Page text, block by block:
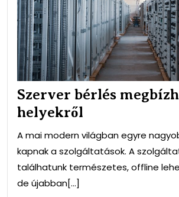
Szerver bérlés
helyekről
A mai modern világban egyre
kapnak a szolgáltatások. A
találhatunk természetes, offline
de újabban[...]